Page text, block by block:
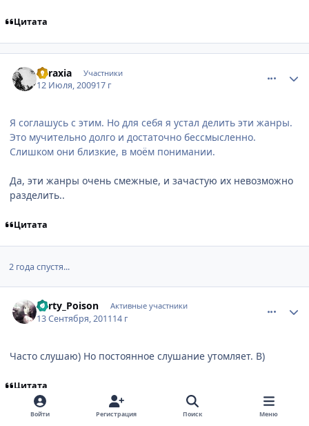
Цитата
apraxia Участники
12 Июля, 200917 г
Я соглашусь с этим. Но для себя я устал делить эти жанры.
Это мучительно долго и достаточно бессмысленно.
Слишком они близкие, в моём понимании.
Да, эти жанры очень смежные, и зачастую их невозможно
разделить..
Цитата
2 года спустя...
Party_Poison Активные участники
13 Сентября, 201114 г
Часто слушаю) Но постоянное слушание утомляет. B)
Цитата
Войти Регистрация Поиск Меню